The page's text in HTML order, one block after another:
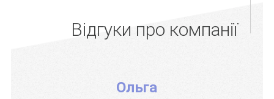
Відгуки про компанії
Ольга